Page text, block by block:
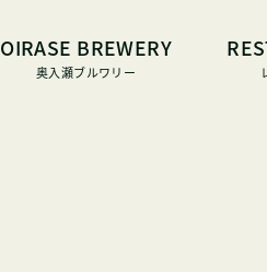
OIRASE BREWERY
奥入瀬ブルワリー